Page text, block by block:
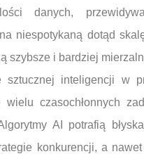
danych,
niespotykaną dotąd
szybsze i bardziej
sztucznej inteligencji w
wielu czasochłonnych
AI potrafią
konkurencji, a